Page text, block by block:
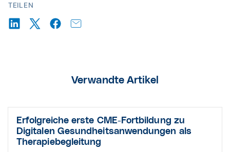
TEILEN
Verwandte Artikel
Erfolgreiche erste CME-Fortbildung zu
Digitalen Gesundheitsanwendungen als
Therapiebegleitung